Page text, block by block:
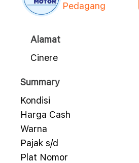
Pedagang
Alamat
Cinere
Summary
Kondisi
Harga Cash
Warna
Pajak s/d
Plat Nomor